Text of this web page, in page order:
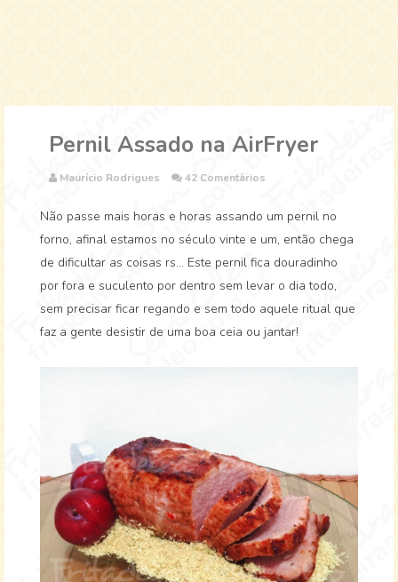
Pernil Assado na AirFryer
Maurício Rodrigues 42 Comentários
Não passe mais horas e horas assando um pernil no
forno, afinal estamos no século vinte e um, então chega
de dificultar as coisas rs... Este pernil fica douradinho
por fora e suculento por dentro sem levar o dia todo,
sem precisar ficar regando e sem todo aquele ritual que
faz a gente desistir de uma boa ceia ou jantar!